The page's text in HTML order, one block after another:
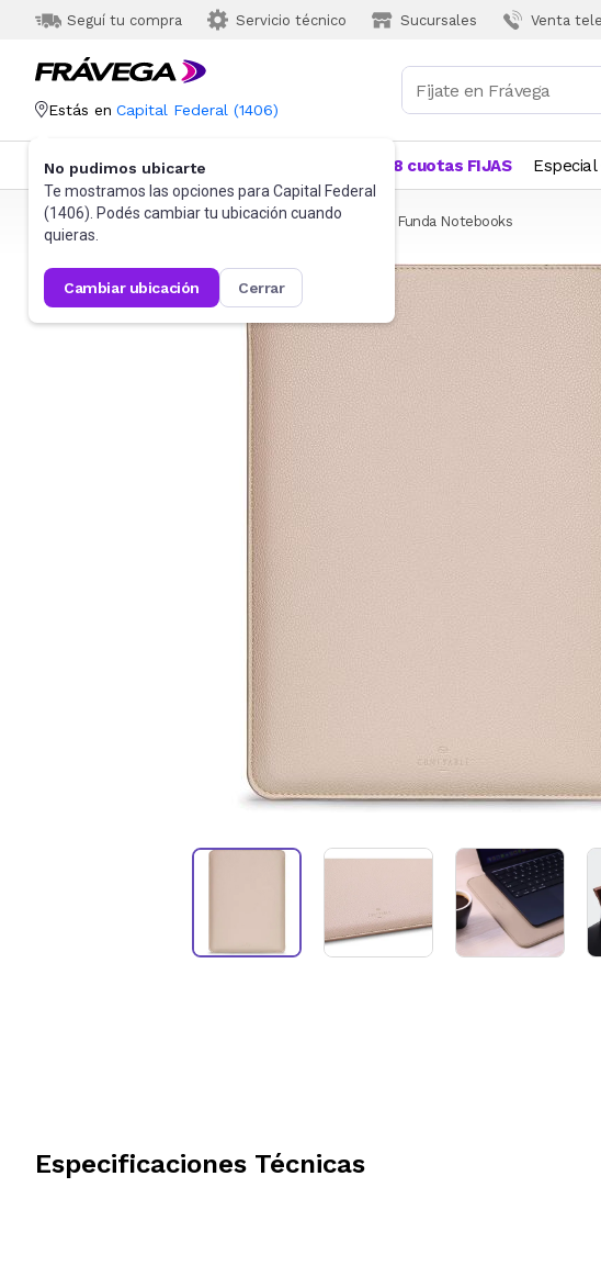
Seguí tu compra Servicio técnico Sucursales Venta
Estás en Capital Federal (1406)
No pudimos ubicarte
Te mostramos las opciones para Capital Federal
(1406). Podés cambiar tu ubicación cuando
quieras.
cambiar ubicación cerrar
Categorías Más Vendidos 18 cuotas FIJAS Especial
Frávega Informática Accesorios de Informática Funda Notebooks
Especificaciones Técnicas